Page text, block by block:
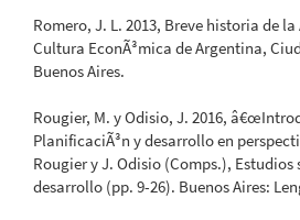
Romero, J. L. 2013, Breve historia de
Cultura EconÃ³mica de Argentina,
Buenos Aires.
Rougier, M. y Odisio, J. 2016,
PlanificaciÃ³n y desarrollo en
Rougier y J. Odisio (Comps.),
desarrollo (pp. 9-26). Buenos Aires: